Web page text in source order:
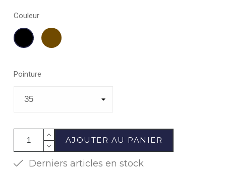
Couleur
Noir Chocolat
Pointure
AJOUTER AU PANIER
Derniers articles en stock